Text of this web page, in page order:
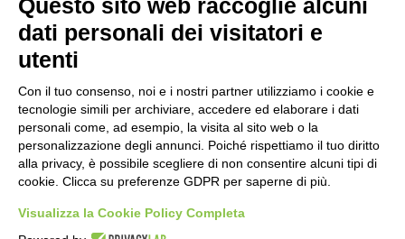
Un’infusione naturale di menta selvatica Nepitella, scorze di Limone di
Siracusa IGP, alcool, erbe aromatiche siciliane, acque sorgive dell’Etna e
zucchero.
Formato
50
Tipo
Amari
Gradazione
28,00%
Nazione
Italia
€22,80
Questo sito web raccoglie alcuni
dati personali dei visitatori e
utenti
Con il tuo consenso, noi e i nostri partner utilizziamo i cookie e
tecnologie simili per archiviare, accedere ed elaborare i dati
personali come, ad esempio, la visita al sito web o la
personalizzazione degli annunci. Poiché rispettiamo il tuo diritto
alla privacy, è possibile scegliere di non consentire alcuni tipi di
cookie. Clicca su preferenze GDPR per saperne di più.
Visualizza la Cookie Policy Completa